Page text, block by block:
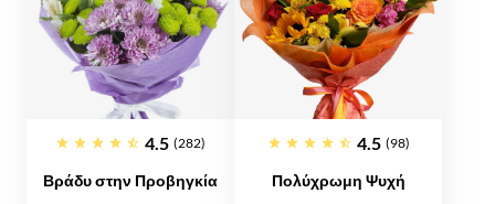
4.5 (282)
Βράδυ στην Προβηγκία
4.5 (98)
Πολύχρωμη Ψυχή